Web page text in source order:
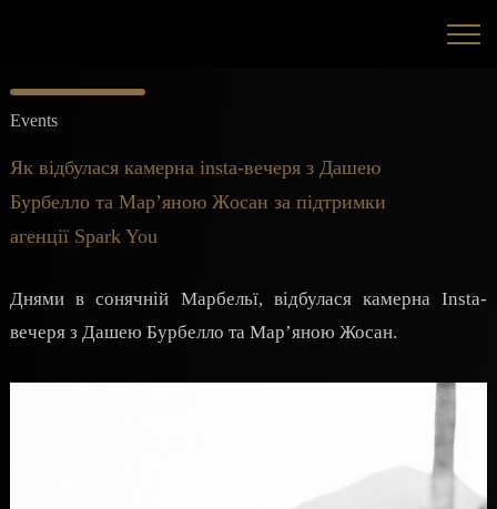
Events
Як відбулася камерна іnsta-вечеря з Дашею
Бурбелло та Мар’яною Жoсан за підтримки
агенції Spark You
Днями в сонячній Марбельї, відбулася камерна Insta-
вечеря з Дашею Бурбелло та Мар’яною Жосан.